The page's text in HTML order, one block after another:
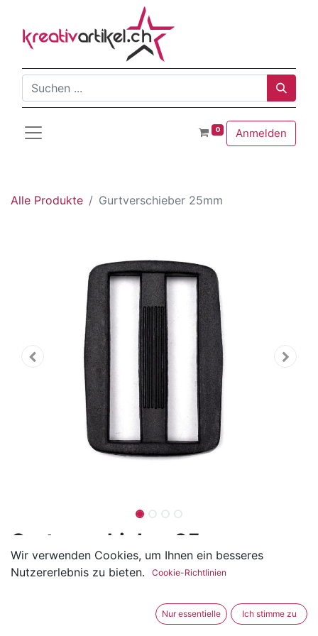
0 Anmelden
Alle Produkte Gurtverschieber 25mm
Gurtverschieber 25mm
(0 Rezension)
Gut geeignet für Taschen, Rucksäcke, Bauchtaschen,
Wir verwenden Cookies, um Ihnen ein besseres
Nutzererlebnis zu bieten.
Cookie-Richtlinien
Nur essentielle Ich stimme zu